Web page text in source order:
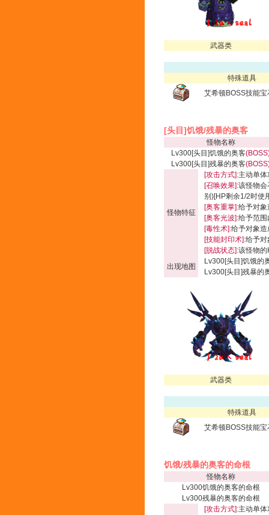
武器类
特殊道具
艾希顿BOSS技能宝
[头目]饥饿/残暴的奥客
怪物名称
Lv300[头目]饥饿的奥客
Lv300[头目]残暴的奥客
怪物特征
[攻击方式]:主动单体
[召唤效果]:该怪物会
别)[HP剩余1/2时使
[奥客重掌]:给予对象
[奥客光波]:给予范
[毒性术]:给予对象
[技能封印术]:给予对
[脱战状态]:该怪物
出现地图
Lv300[头目]饥饿的
Lv300[头目]残暴的
武器类
特殊道具
艾希顿BOSS技能宝
饥饿/残暴的奥客的命根
怪物名称
Lv300饥饿的奥客的命根
Lv300残暴的奥客的命根
[攻击方式]:主动单体